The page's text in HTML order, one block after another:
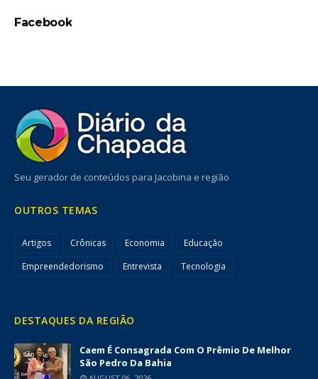
Facebook
Seu gerador de conteúdos para Jacobina e região
OUTROS TEMAS
Artigos Crônicas Economia
Educação
Empreendedorismo
Entrevista Tecnologia
DESTAQUES DA REGIÃO
Caem É Consagrada Com O Prêmio De Melhor
São Pedro Da Bahia